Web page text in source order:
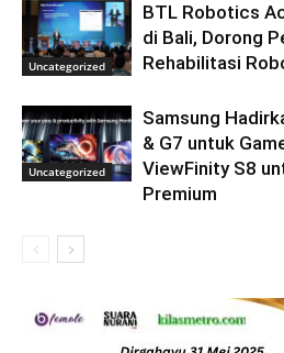
Uncategorized
BTL Robotics
di Bali, Dorong
Rehabilitasi
Uncategorized
Samsung
& G7 untuk
ViewFinity S8
Premium